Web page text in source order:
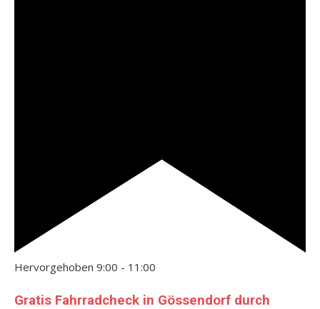
Hervorgehoben 9:00 - 11:00
Gratis Fahrradcheck in Gössendorf durch